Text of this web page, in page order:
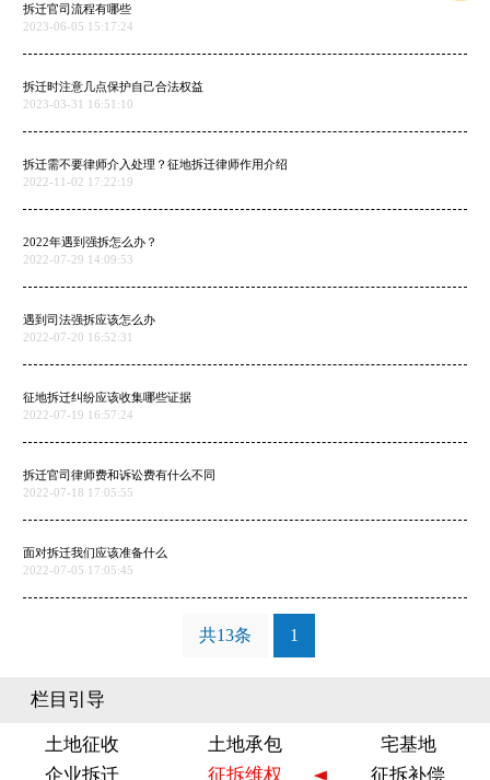
拆迁官司流程有哪些
2023-06-05 15:17:24
拆迁时注意几点保护自己合法权益
2023-03-31 16:51:10
拆迁需不要律师介入处理？征地拆迁律师作用介绍
2022-11-02 17:22:19
2022年遇到强拆怎么办？
2022-07-29 14:09:53
遇到司法强拆应该怎么办
2022-07-20 16:52:31
征地拆迁纠纷应该收集哪些证据
2022-07-19 16:57:24
拆迁官司律师费和诉讼费有什么不同
2022-07-18 17:05:55
面对拆迁我们应该准备什么
2022-07-05 17:05:45
共13条 1
栏目引导
土地征收 土地承包
宅基地
企业拆迁
征拆维权 征拆补偿